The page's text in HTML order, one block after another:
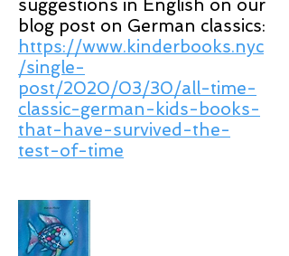
suggestions in English on our
blog post on German classics:
https://www.kinderbooks.nyc
/single-
post/2020/03/30/all-time-
classic-german-kids-books-
that-have-survived-the-
test-of-time